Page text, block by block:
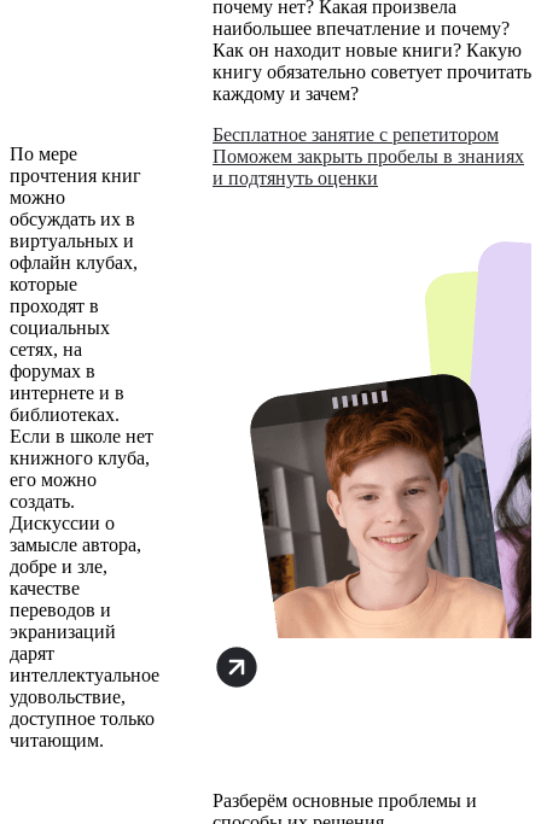
почему нет? Какая произвела
наибольшее впечатление и почему?
Как он находит новые книги? Какую
книгу обязательно советует прочитать
каждому и зачем?
По мере
прочтения книг
можно
обсуждать их в
виртуальных и
офлайн клубах,
которые
проходят в
социальных
сетях, на
форумах в
интернете и в
библиотеках.
Если в школе нет
книжного клуба,
его можно
создать.
Дискуссии о
замысле автора,
добре и зле,
качестве
переводов и
экранизаций
дарят
интеллектуальное
удовольствие,
доступное только
читающим.
Бесплатное занятие с репетитором
Поможем закрыть пробелы в знаниях
и подтянуть оценки
Разберём основные проблемы и